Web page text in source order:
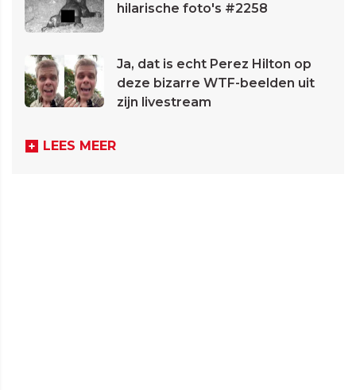
hilarische foto's #2258
Ja, dat is echt Perez Hilton op
deze bizarre WTF-beelden uit
zijn livestream
LEES MEER